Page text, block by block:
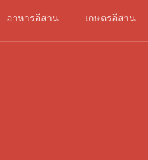
อาหารอีสาน เกษตรอีสาน